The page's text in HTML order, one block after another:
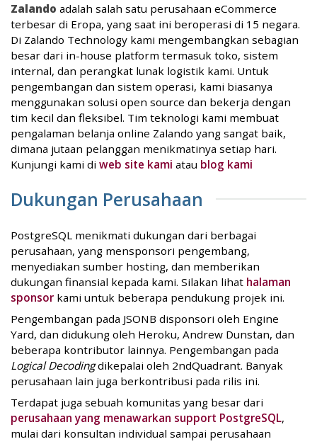
Zalando adalah salah satu perusahaan eCommerce
terbesar di Eropa, yang saat ini beroperasi di 15 negara.
Di Zalando Technology kami mengembangkan sebagian
besar dari in-house platform termasuk toko, sistem
internal, dan perangkat lunak logistik kami. Untuk
pengembangan dan sistem operasi, kami biasanya
menggunakan solusi open source dan bekerja dengan
tim kecil dan fleksibel. Tim teknologi kami membuat
pengalaman belanja online Zalando yang sangat baik,
dimana jutaan pelanggan menikmatinya setiap hari.
Kunjungi kami di web site kami atau blog kami
Dukungan Perusahaan
PostgreSQL menikmati dukungan dari berbagai
perusahaan, yang mensponsori pengembang,
menyediakan sumber hosting, dan memberikan
dukungan finansial kepada kami. Silakan lihat halaman
sponsor kami untuk beberapa pendukung projek ini.
Pengembangan pada JSONB disponsori oleh Engine
Yard, dan didukung oleh Heroku, Andrew Dunstan, dan
beberapa kontributor lainnya. Pengembangan pada
Logical Decodingdikepalai oleh 2ndQuadrant. Banyak
perusahaan lain juga berkontribusi pada rilis ini.
Terdapat juga sebuah komunitas yang besar dari
perusahaan yang menawarkan support PostgreSQL,
mulai dari konsultan individual sampai perusahaan